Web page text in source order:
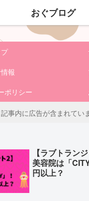
おぐブログ
プ
報
ポリシー
記事内に広告が含まれてい
【ラブトラン
美容院は「
円以上？
おぐブログ